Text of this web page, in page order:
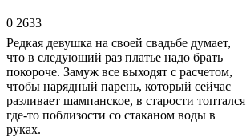
0 2633
Редкая девушка на своей свадьбе думает,
что в следующий раз платье надо брать
покороче. Замуж все выходят с расчетом,
чтобы нарядный парень, который сейчас
разливает шампанское, в старости топтался
где-то поблизости со стаканом воды в
руках.